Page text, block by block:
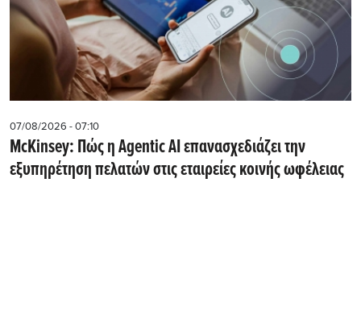
07/08/2026 - 07:10
McKinsey: Πώς η Agentic AI επανασχεδιάζει την
εξυπηρέτηση πελατών στις εταιρείες κοινής ωφέλειας